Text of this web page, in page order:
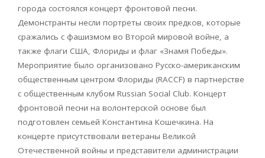
города состоялся концерт фронтовой песни.
Демонстранты несли портреты своих предков, которые
сражались с фашизмом во Второй мировой войне, а
также флаги США, Флориды и флаг «Знамя Победы».
Мероприятие было организовано Русско-американским
общественным центром Флориды (RACCF) в партнерстве
с общественным клубом Russian Social Club. Концерт
фронтовой песни на волонтерской основе был
подготовлен семьей Константина Кошечкина. На
концерте присутствовали ветераны Великой
Отечественной войны и представители администрации